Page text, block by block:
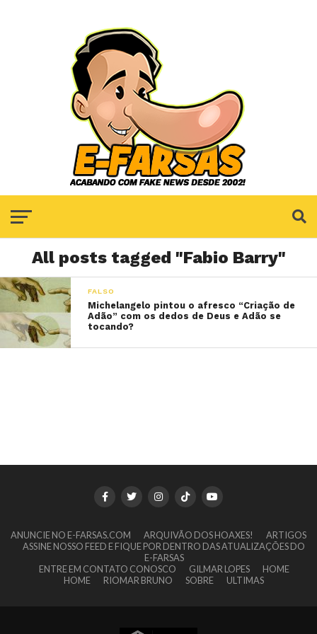
All posts tagged "Fabio Barry"
FALSO
Michelangelo pintou o afresco “Criação de
Adão” com os dedos de Deus e Adão se
tocando?
ANUNCIE NO E-FARSAS.COM ARQUIVÃO DOS HOAXES!
ARTIGOS
ASSINE NOSSO FEED E FIQUE POR DENTRO DAS ATUALIZAÇÕES DO
E-FARSAS
ENTRE EM CONTATO CONOSCO
GILMAR LOPES
HOME
HOME
RIOMAR BRUNO SOBRE ULTIMAS